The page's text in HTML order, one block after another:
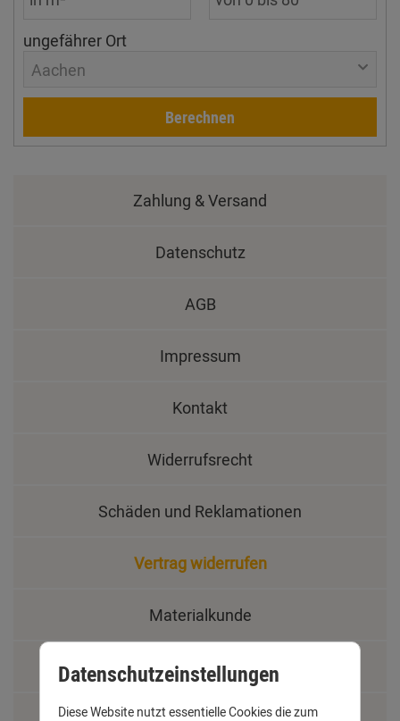
ungefährer Ort
Aachen
Berechnen
Zahlung & Versand
Datenschutz
AGB
Impressum
Kontakt
Widerrufsrecht
Schäden und Reklamationen
Vertrag widerrufen
Materialkunde
Fachbegriffe
Datenschutzeinstellungen
Diese Website nutzt essentielle Cookies die zum